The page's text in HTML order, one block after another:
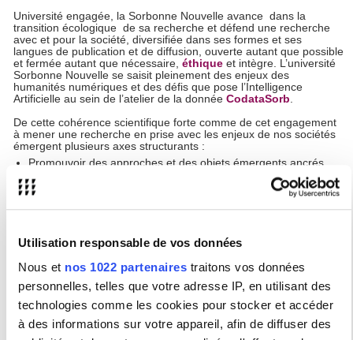
Utilisation responsable de vos données
Nous et nos 1022 partenaires traitons vos données
personnelles, telles que votre adresse IP, en utilisant des
technologies comme les cookies pour stocker et accéder
à des informations sur votre appareil, afin de diffuser des
Université engagée, la Sorbonne Nouvelle avance dans la
transition écologique de sa recherche et défend une recherche
avec et pour la société, diversifiée dans ses formes et ses
langues de publication et de diffusion, ouverte autant que possible
et fermée autant que nécessaire,éthique et intègre. L’université
Sorbonne Nouvelle se saisit pleinement des enjeux des
humanités numériques et des défis que pose l’Intelligence
Artificielle au sein de l’atelier de la donnéeCodataSorb.
De cette cohérence scientifique forte comme de cet engagement
à mener une recherche en prise avec les enjeux de nos sociétés
émergent plusieurs axes structurants :
Promouvoir des approches et des objets émergents ancrés
dans des épistémologies héritées et renouvelées sur le
temps long. Cette priorité est au cœur de la politique
éditoriale des
, mais
aussi de la formation doctorale structurée autour de5
Défendre la francophonie et la diversité linguistique et
culturelle. Nos chercheuses et chercheurs publient de fait
dans 40 langues étrangères, de l’anglais (24% des
publications répertoriés dans HAL) aux langues rares (du
thaï au guarani en passant par le catalan et l’euskera) ;
Développer le transfert de nos recherches vers les acteurs
publics, les citoyens et les acteurs de la culture, par des